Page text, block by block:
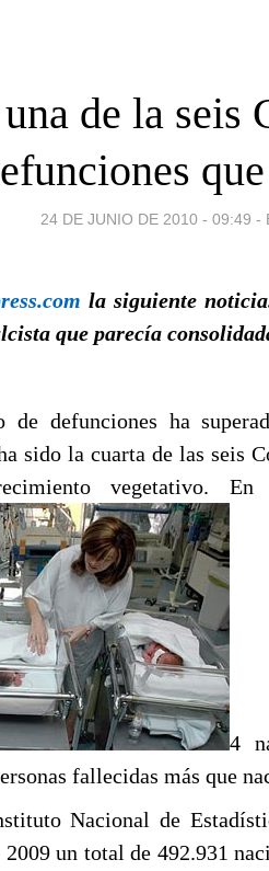
de la seis
24 DE JUNIO DE 2010 - 09:49 -
la siguiente
que parecía
de defunciones ha
sido la cuarta de las seis
vegetativo.
4
fallecidas más que
Nacional de
un total de 492.931